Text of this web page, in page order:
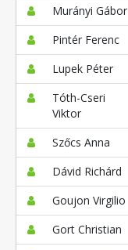
Murányi Gábor
Pintér Ferenc
Lupek Péter
Tóth-Cseri
Viktor
Szőcs Anna
Dávid Richárd
Goujon Virgilio
Gort Christian